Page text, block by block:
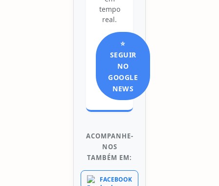
tempo
real.
⭐
SEGUIR
NO
GOOGLE
NEWS
ACOMPANHE-
NOS
TAMBÉM EM:
FACEBOOK